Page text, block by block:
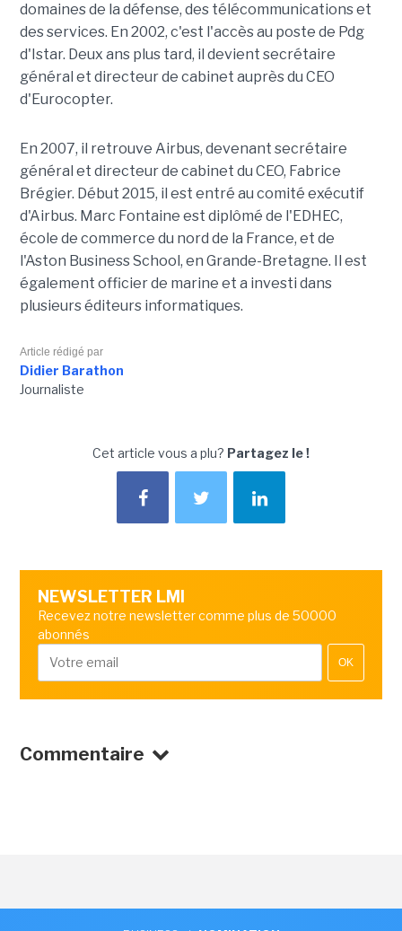
domaines de la défense, des télécommunications et
des services. En 2002, c'est l'accès au poste de Pdg
d'Istar. Deux ans plus tard, il devient secrétaire
général et directeur de cabinet auprès du CEO
d'Eurocopter.
En 2007, il retrouve Airbus, devenant secrétaire
général et directeur de cabinet du CEO, Fabrice
Brégier. Début 2015, il est entré au comité exécutif
d'Airbus. Marc Fontaine est diplômé de l'EDHEC,
école de commerce du nord de la France, et de
l'Aston Business School, en Grande-Bretagne. Il est
également officier de marine et a investi dans
plusieurs éditeurs informatiques.
Article rédigé par
Didier Barathon
Journaliste
Cet article vous a plu? Partagez le !
NEWSLETTER LMI
Recevez notre newsletter comme plus de 50000
abonnés
OK
Commentaire